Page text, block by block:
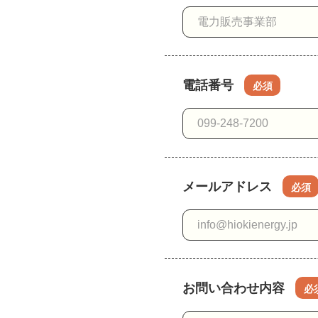
電話番号 必須
メールアドレス 必須
お問い合わせ内容 必